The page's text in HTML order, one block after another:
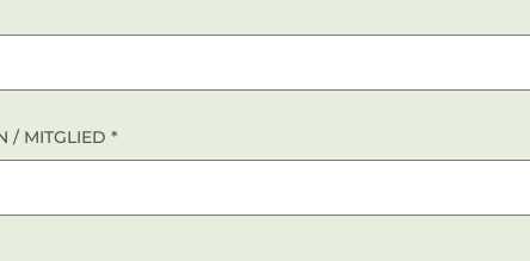
/ MITGLIED *